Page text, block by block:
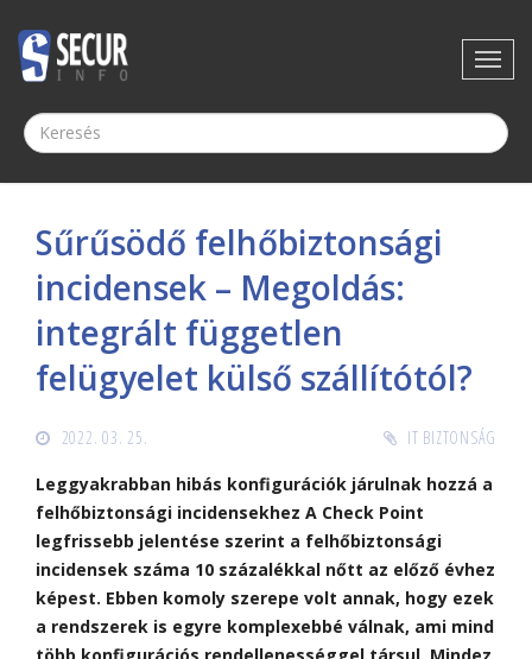
Sűrűsödő felhőbiztonsági
incidensek – Megoldás:
integrált független
felügyelet külső szállítótól?
2022. 03. 25. IT BIZTONSÁG
Leggyakrabban hibás konfigurációk járulnak hozzá a
felhőbiztonsági incidensekhez A Check Point
legfrissebb jelentése szerint a felhőbiztonsági
incidensek száma 10 százalékkal nőtt az előző évhez
képest. Ebben komoly szerepe volt annak, hogy ezek
a rendszerek is egyre komplexebbé válnak, ami mind